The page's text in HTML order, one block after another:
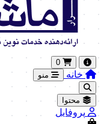
0
خانه منو
محتوا
پروفایل